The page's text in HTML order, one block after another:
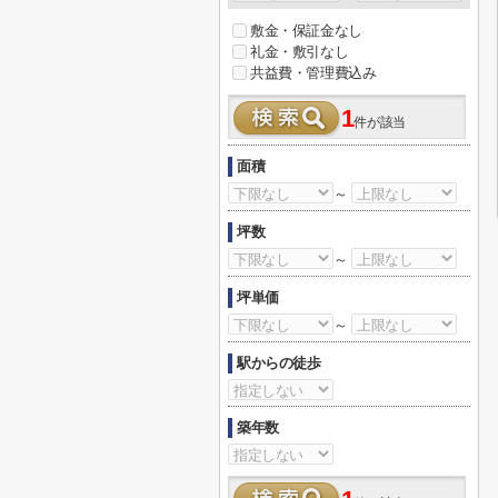
敷金・保証金なし
礼金・敷引なし
共益費・管理費込み
1件が該当
面積
～
坪数
～
坪単価
～
駅からの徒歩
築年数